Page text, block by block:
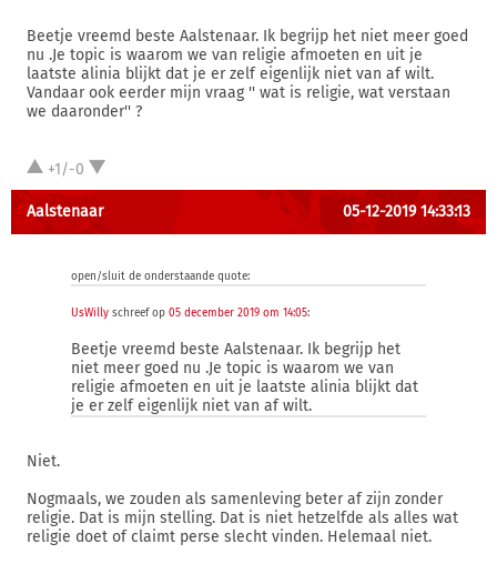
Beetje vreemd beste Aalstenaar. Ik begrijp het niet meer goed
nu .Je topic is waarom we van religie afmoeten en uit je
laatste alinia blijkt dat je er zelf eigenlijk niet van af wilt.
Vandaar ook eerder mijn vraag '' wat is religie, wat verstaan
we daaronder'' ?
+1/-0
Aalstenaar 05-12-2019 14:33:13
open/sluit de onderstaande quote:
UsWilly schreef op 05 december 2019 om 14:05:
Beetje vreemd beste Aalstenaar. Ik begrijp het
niet meer goed nu .Je topic is waarom we van
religie afmoeten en uit je laatste alinia blijkt dat
je er zelf eigenlijk niet van af wilt.
Niet.
Nogmaals, we zouden als samenleving beter af zijn zonder
religie. Dat is mijn stelling. Dat is niet hetzelfde als alles wat
religie doet of claimt perse slecht vinden. Helemaal niet.